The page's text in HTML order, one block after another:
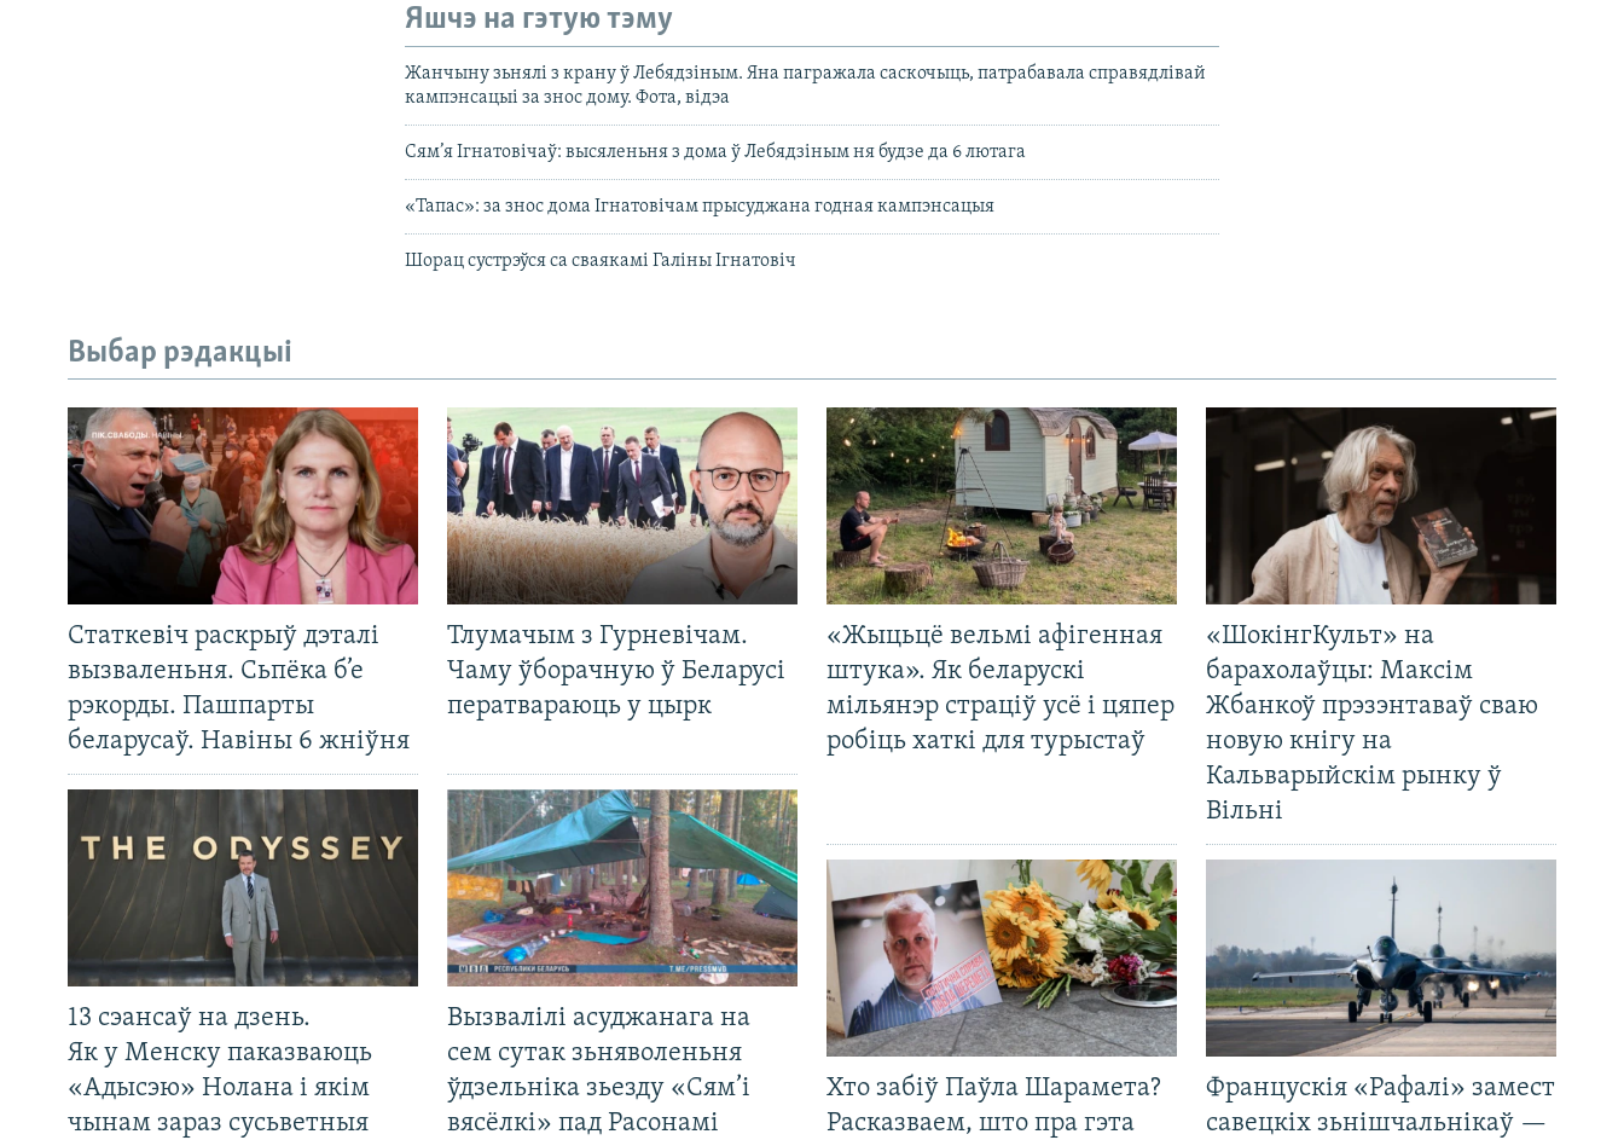
Яшчэ на гэтую тэму
Жанчыну зьнялі з крану ў Лебядзіным. Яна пагражала саскочыць, патрабавала справядлівай
кампэнсацыі за знос дому. Фота, відэа
Сям’я Ігнатовічаў: высяленьня з дома ў Лебядзіным ня будзе да 6 лютага
«Тапас»: за знос дома Ігнатовічам прысуджана годная кампэнсацыя
Шорац сустрэўся са сваякамі Галіны Ігнатовіч
Выбар рэдакцыі
Статкевіч раскрыў дэталі
вызваленьня. Сьпёка б’е
рэкорды. Пашпарты
беларусаў. Навіны 6 жніўня
Тлумачым з Гурневічам.
Чаму ўборачную ў Беларусі
ператвараюць у цырк
13 сэансаў на дзень.
Як у Менску паказваюць
«Адысэю» Нолана і якім
чынам зараз сусьветныя
Вызвалілі асуджанага на
сем сутак зьняволеньня
ўдзельніка зьезду «Сям’і
вясёлкі» пад Расонамі
«Жыцьцё вельмі афігенная
штука». Як беларускі
мільянэр страціў усё і цяпер
робіць хаткі для турыстаў
«ШокінгКульт» на
барахолаўцы: Максім
Жбанкоў прэзэнтаваў сваю
новую кнігу на
Кальварыйскім рынку ў
Вільні
Хто забіў Паўла Шарамета?
Расказваем, што пра гэта
Францускія «Рафалі» замест
савецкіх зьнішчальнікаў —